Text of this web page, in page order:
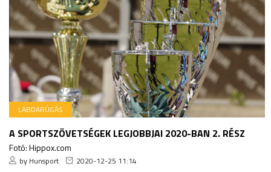
LABDARÚGÁS
A SPORTSZÖVETSÉGEK LEGJOBBJAI 2020-BAN 2. RÉSZ
Fotó: Hippox.com
by Hunsport 2020-12-25 11:14